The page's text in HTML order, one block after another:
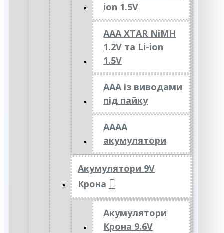
ion 1.5V
AAA XTAR NiMH
1.2V та Li-ion
1.5V
ААА із виводами
під пайку
АААА
акумулятори
Акумулятори 9V
Крона
Акумулятори
Крона 9.6V